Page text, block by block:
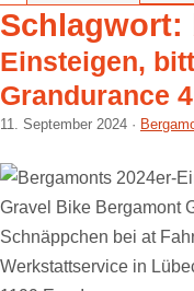
Schlagwort:
Einsteigen,
Grandurance
11. September 2024